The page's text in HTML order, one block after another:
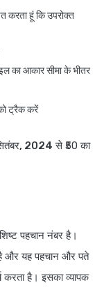
करता हूं कि उपरोक्त
का आकार सीमा के भीतर
ट्रैक करें
2024 से ₹50 का
पहचान नंबर है।
और यह पहचान और पते
करता है। इसका व्यापक